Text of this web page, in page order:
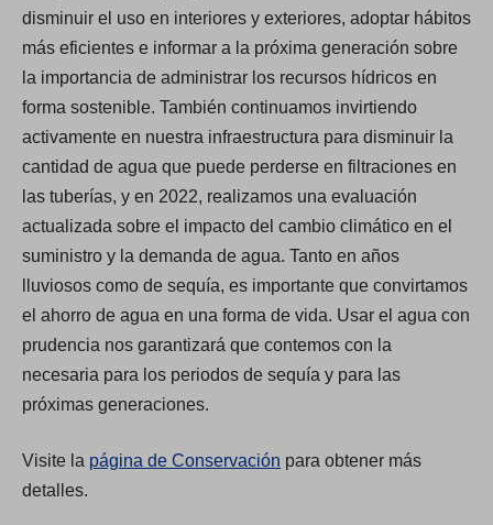
disminuir el uso en interiores y exteriores, adoptar hábitos
más eficientes e informar a la próxima generación sobre
la importancia de administrar los recursos hídricos en
forma sostenible. También continuamos invirtiendo
activamente en nuestra infraestructura para disminuir la
cantidad de agua que puede perderse en filtraciones en
las tuberías, y en 2022, realizamos una evaluación
actualizada sobre el impacto del cambio climático en el
suministro y la demanda de agua. Tanto en años
lluviosos como de sequía, es importante que convirtamos
el ahorro de agua en una forma de vida. Usar el agua con
prudencia nos garantizará que contemos con la
necesaria para los periodos de sequía y para las
próximas generaciones.
Visite la página de Conservación para obtener más
detalles.